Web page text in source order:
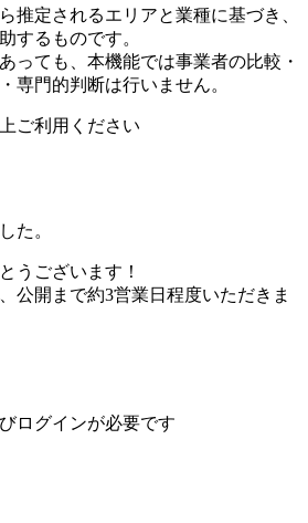
推定されるエリアと業種に基づき、
するものです。
っても、本機能では事業者の比較・
専門的判断は行いません。
ご利用ください
た。
うございます！
公開まで約3営業日程度いただきま
ログインが必要です